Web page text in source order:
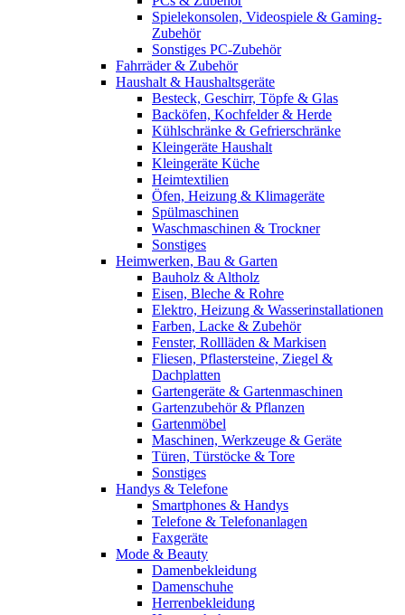
Spielekonsolen, Videospiele & Gaming-
Zubehör
Sonstiges PC-Zubehör
Fahrräder & Zubehör
Haushalt & Haushaltsgeräte
Besteck, Geschirr, Töpfe & Glas
Backöfen, Kochfelder & Herde
Kühlschränke & Gefrierschränke
Kleingeräte Haushalt
Kleingeräte Küche
Heimtextilien
Öfen, Heizung & Klimageräte
Spülmaschinen
Waschmaschinen & Trockner
Sonstiges
Heimwerken, Bau & Garten
Bauholz & Altholz
Eisen, Bleche & Rohre
Elektro, Heizung & Wasserinstallationen
Farben, Lacke & Zubehör
Fenster, Rollläden & Markisen
Fliesen, Pflastersteine, Ziegel &
Dachplatten
Gartengeräte & Gartenmaschinen
Gartenzubehör & Pflanzen
Gartenmöbel
Maschinen, Werkzeuge & Geräte
Türen, Türstöcke & Tore
Sonstiges
Handys & Telefone
Smartphones & Handys
Telefone & Telefonanlagen
Faxgeräte
Mode & Beauty
Damenbekleidung
Damenschuhe
Herrenbekleidung